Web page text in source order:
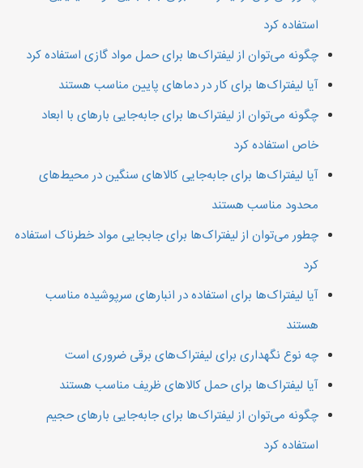
استفاده کرد
چگونه می‌توان از لیفتراک‌ها برای حمل مواد گازی استفاده کرد
آیا لیفتراک‌ها برای کار در دماهای پایین مناسب هستند
چگونه می‌توان از لیفتراک‌ها برای جابه‌جایی بارهای با ابعاد
خاص استفاده کرد
آیا لیفتراک‌ها برای جابه‌جایی کالاهای سنگین در محیط‌های
محدود مناسب هستند
چطور می‌توان از لیفتراک‌ها برای جابجایی مواد خطرناک استفاده
کرد
آیا لیفتراک‌ها برای استفاده در انبارهای سرپوشیده مناسب
هستند
چه نوع نگهداری برای لیفتراک‌های برقی ضروری است
آیا لیفتراک‌ها برای حمل کالاهای ظریف مناسب هستند
چگونه می‌توان از لیفتراک‌ها برای جابه‌جایی بارهای حجیم
استفاده کرد